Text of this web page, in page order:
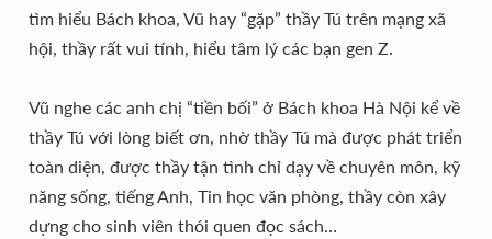
tìm hiểu Bách khoa, Vũ hay “gặp” thầy Tú trên mạng xã
hội, thầy rất vui tính, hiểu tâm lý các bạn gen Z.
Vũ nghe các anh chị “tiền bối” ở Bách khoa Hà Nội kể về
thầy Tú với lòng biết ơn, nhờ thầy Tú mà được phát triển
toàn diện, được thầy tận tình chỉ dạy về chuyên môn, kỹ
năng sống, tiếng Anh, Tin học văn phòng, thầy còn xây
dựng cho sinh viên thói quen đọc sách…